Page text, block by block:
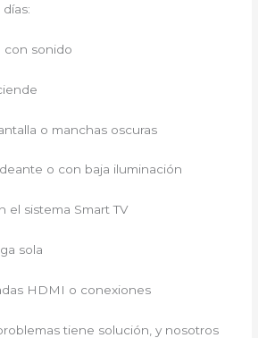
con sonido
o manchas oscuras
o con baja iluminación
el sistema Smart TV
sola
HDMI o conexiones
tiene solución, y nosotros